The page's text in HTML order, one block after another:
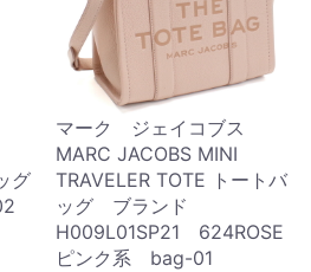
グ
マーク ジェイコブス
MARC JACOBS MINI
TRAVELER TOTE トートバ
ッグ ブランド
H009L01SP21 624ROSE
ピンク系 bag-01